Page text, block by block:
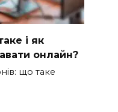
і як
онлайн?
що таке